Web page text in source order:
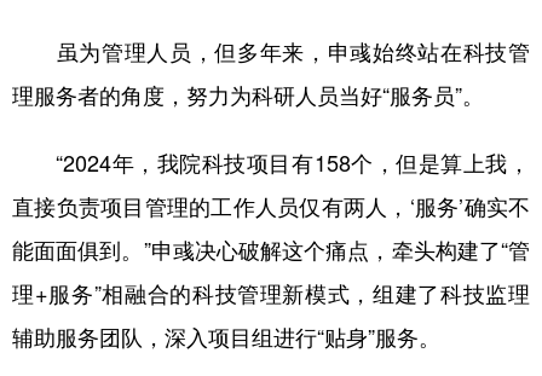
虽为管理人员，但多年来，申彧始终站在科技管
理服务者的角度，努力为科研人员当好“服务员”。
“2024年，我院科技项目有158个，但是算上我，
直接负责项目管理的工作人员仅有两人，‘服务’确实不
能面面俱到。”申彧决心破解这个痛点，牵头构建了“管
理+服务”相融合的科技管理新模式，组建了科技监理
辅助服务团队，深入项目组进行“贴身”服务。